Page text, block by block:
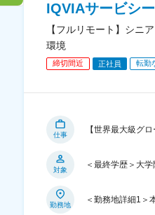
IQVIAサービシ
【フルリモート】シニ
環境
締切間近 正社員 転勤
仕事
【世界最大級グ
対象
＜最終学歴＞大
勤務地
＜勤務地詳細1＞